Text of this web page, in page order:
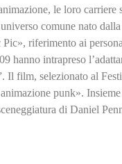
le loro carriere
comune nato
riferimento ai
hanno intrapreso
Il film, selezionato al
punk».
di Daniel